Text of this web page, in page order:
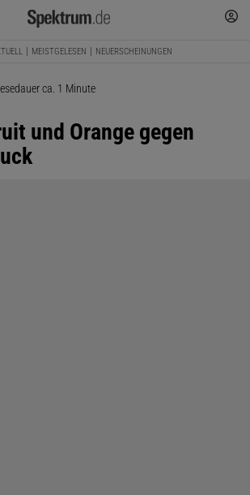
MEISTGELESEN NEUERSCHEINUNGEN
ca. 1 Minute
und Orange gegen